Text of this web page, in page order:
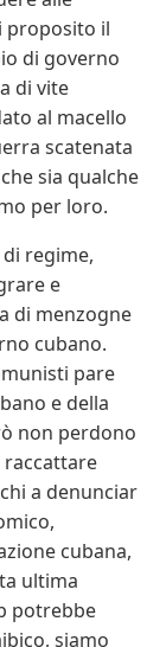
proposito il
di governo
di vite
al macello
scatenata
sia qualche
per loro.
regime,
e
di menzogne
cubano.
pare
e della
non perdono
raccattare
a denunciar
cubana,
ultima
potrebbe
siamo